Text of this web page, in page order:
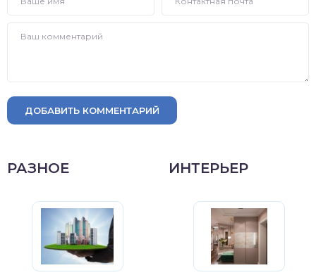
ДОБАВИТЬ КОММЕНТАРИЙ
РАЗНОЕ ИНТЕРЬЕР